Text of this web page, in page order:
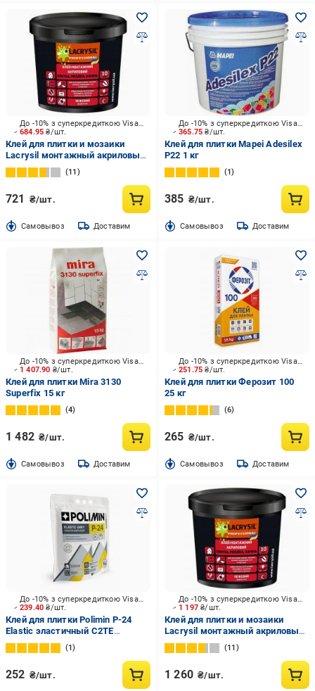
684.95₴/шт.
До -10% з суперкредиткою Visa Вигода
Клей для плитки и мозаики
Lacrysil монтажный акриловый
8 кг
11
721 ₴/шт.
Cамовывоз Доставим
365.75₴/шт.
До -10% з суперкредиткою Visa Вигода
Клей для плитки Mapei Adesilex
P22 1 кг
1
385 ₴/шт.
Cамовывоз Доставим
1 407.90 ₴/шт.
До -10% з суперкредиткою Visa Вигода
Клей для плитки Mira 3130
Superfix 15 кг
4
1 482 ₴/шт.
Cамовывоз Доставим
251.75₴/шт.
До -10% з суперкредиткою Visa Вигода
Клей для плитки Ферозит 100
25 кг
6
265 ₴/шт.
Cамовывоз Доставим
239.40₴/шт.
До -10% з суперкредиткою Visa Вигода
Клей для плитки Polimin P-24
Elastic эластичный C2TE
(серый) 5 кг
1
252 ₴/шт.
1 197₴/шт.
До -10% з суперкредиткою Visa Вигода
Клей для плитки и мозаики
Lacrysil монтажный акриловый
15 кг
11
1 260 ₴/шт.